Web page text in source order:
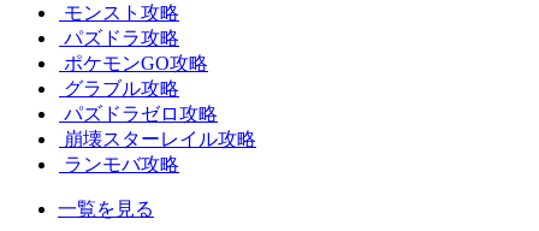
モンスト攻略
パズドラ攻略
ポケモンGO攻略
グラブル攻略
パズドラゼロ攻略
崩壊スターレイル攻略
ランモバ攻略
一覧を見る